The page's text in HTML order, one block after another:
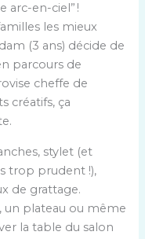
arc-en-ciel” !
les mieux
(3 ans) décide de
parcours de
cheffe de
créatifs, ça
stylet (et
trop prudent !),
de grattage.
un plateau ou même
la table du salon